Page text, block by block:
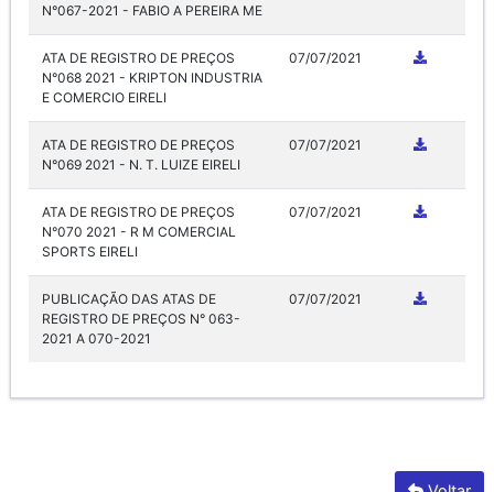
N°067-2021 - FABIO A PEREIRA ME
ATA DE REGISTRO DE PREÇOS
N°068 2021 - KRIPTON INDUSTRIA
E COMERCIO EIRELI
07/07/2021
ATA DE REGISTRO DE PREÇOS
N°069 2021 - N. T. LUIZE EIRELI
07/07/2021
ATA DE REGISTRO DE PREÇOS
N°070 2021 - R M COMERCIAL
SPORTS EIRELI
07/07/2021
PUBLICAÇÃO DAS ATAS DE
REGISTRO DE PREÇOS N° 063-
2021 A 070-2021
07/07/2021